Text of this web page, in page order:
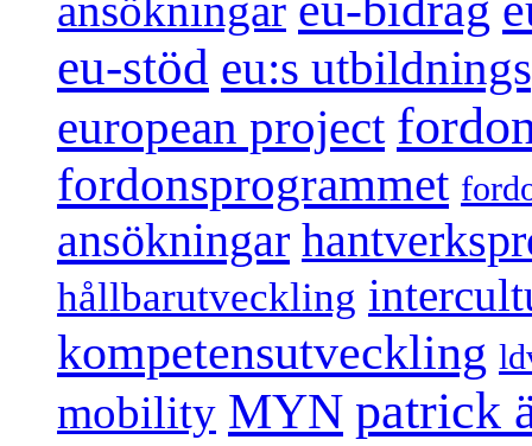
eu-stöd eu:s
european project
fordonsprogrammet
ansökningar
hållbarutveckling
kompetensutveckling
mobility MYN patrick